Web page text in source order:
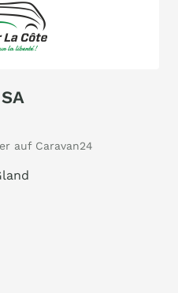
auf Caravan24